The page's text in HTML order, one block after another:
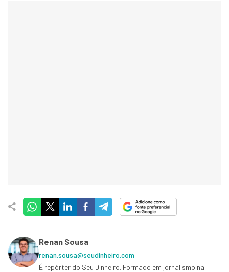
Renan Sousa
renan.sousa@seudinheiro.com
É repórter do Seu Dinheiro. Formado em jornalismo na